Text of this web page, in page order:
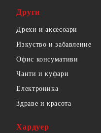
Други
Дрехи и аксесоари
Изкуство и забавление
Офис консумативи
Чанти и куфари
Електроника
Здраве и красота
Хардуер